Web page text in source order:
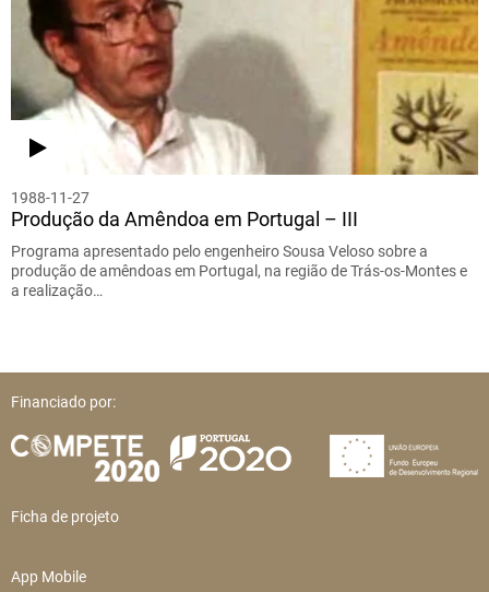
1988-11-27
Produção da Amêndoa em Portugal – III
Programa apresentado pelo engenheiro Sousa Veloso sobre a
produção de amêndoas em Portugal, na região de Trás-os-Montes e
a realização…
Financiado por:
Ficha de projeto
App Mobile